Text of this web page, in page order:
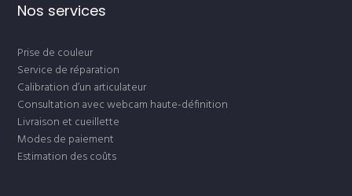
Nos services
Prise de couleur
Service de réparation
Calibration d’un articulateur
Consultation avec webcam haute-définition
Livraison et cueillette
Modes de paiement
Estimation des coûts